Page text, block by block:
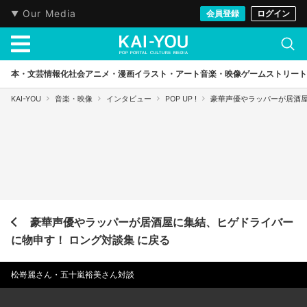
Our Media 会員登録 ログイン
本・文芸情報化社会アニメ・漫画イラスト・アート音楽・映像ゲームストリート
KAI-YOU 音楽・映像 インタビュー POP UP ! 豪華声優やラッパーが居酒
豪華声優やラッパーが居酒屋に集結、ヒゲドライバー
に物申す！ ロング対談集 に戻る
松嵜麗さん・五十嵐裕美さん対談